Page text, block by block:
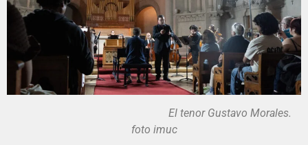
El tenor Gustavo Morales.
foto imuc